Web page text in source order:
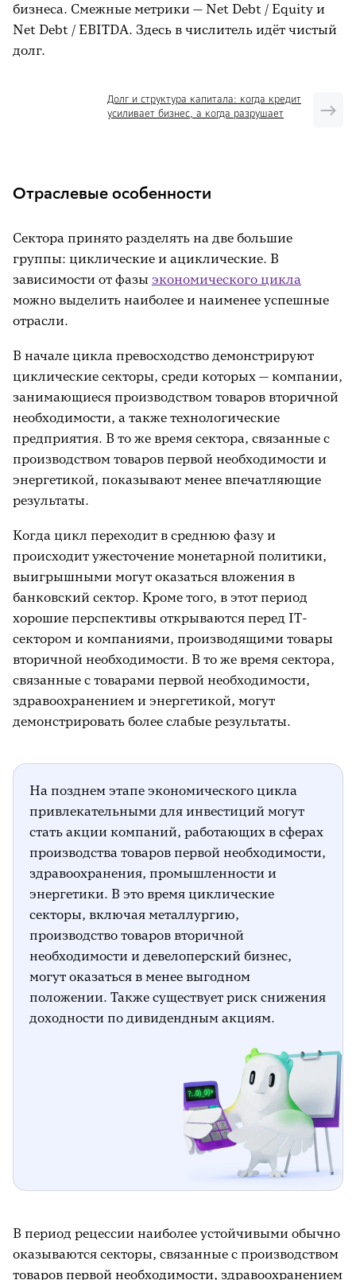
бизнеса. Смежные метрики — Net Debt / Equity и
Net Debt / EBITDA. Здесь в числитель идёт чистый
долг.
Долг и структура капитала: когда кредит
усиливает бизнес, а когда разрушает
Отраслевые особенности
Сектора принято разделять на две большие
группы: циклические и ациклические. В
зависимости от фазы экономического цикла
можно выделить наиболее и наименее успешные
отрасли.
В начале цикла превосходство демонстрируют
циклические секторы, среди которых — компании,
занимающиеся производством товаров вторичной
необходимости, а также технологические
предприятия. В то же время сектора, связанные с
производством товаров первой необходимости и
энергетикой, показывают менее впечатляющие
результаты.
Когда цикл переходит в среднюю фазу и
происходит ужесточение монетарной политики,
выигрышными могут оказаться вложения в
банковский сектор. Кроме того, в этот период
хорошие перспективы открываются перед IT-
сектором и компаниями, производящими товары
вторичной необходимости. В то же время сектора,
связанные с товарами первой необходимости,
здравоохранением и энергетикой, могут
демонстрировать более слабые результаты.
На позднем этапе экономического цикла
привлекательными для инвестиций могут
стать акции компаний, работающих в сферах
производства товаров первой необходимости,
здравоохранения, промышленности и
энергетики. В это время циклические
секторы, включая металлургию,
производство товаров вторичной
необходимости и девелоперский бизнес,
могут оказаться в менее выгодном
положении. Также существует риск снижения
доходности по дивидендным акциям.
В период рецессии наиболее устойчивыми обычно
оказываются секторы, связанные с производством
товаров первой необходимости, здравоохранением